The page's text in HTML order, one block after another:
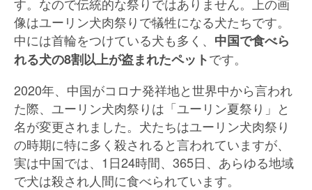
像はユーリン犬肉祭りで犠牲になる犬たちです。
中には首輪をつけている犬も多く、 中国で食べら
れる犬の8割以上が盗まれたペットです。
2020年、中国がコロナ発祥地と世界中から言われ
た際、ユーリン犬肉祭りは「ユーリン夏祭り」と
名が変更されました。犬たちはユーリン犬肉祭り
の時期に特に多く殺されると言われていますが、
実は中国では、1日24時間、365日、あらゆる地域
で犬は殺され人間に食べられています。